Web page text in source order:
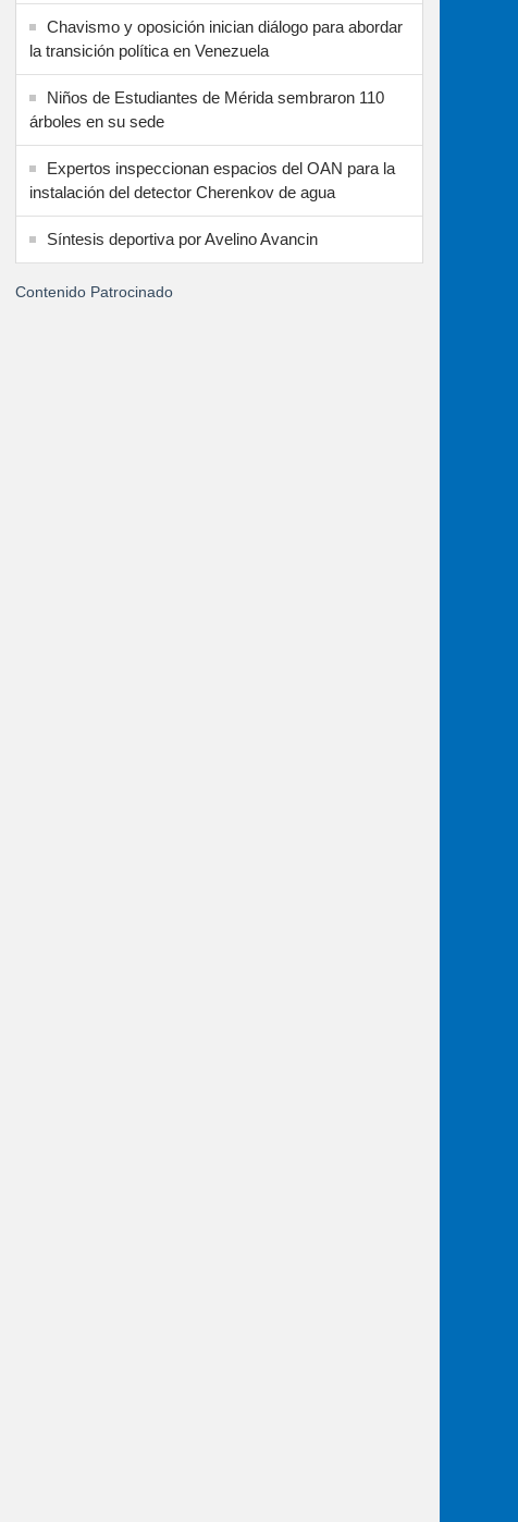
Chavismo y oposición inician diálogo para abordar
la transición política en Venezuela
Niños de Estudiantes de Mérida sembraron 110
árboles en su sede
Expertos inspeccionan espacios del OAN para la
instalación del detector Cherenkov de agua
Síntesis deportiva por Avelino Avancin
Contenido Patrocinado